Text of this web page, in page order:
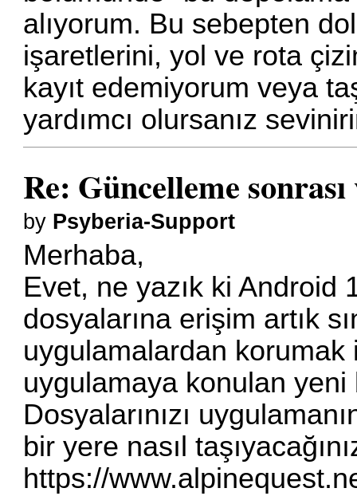
alıyorum. Bu sebepten
işaretlerini, yol ve rota
kayıt edemiyorum veya
yardımcı olursanız
Re: Güncelleme
by Psyberia-Support
Merhaba,
Evet, ne yazık ki Android
dosyalarına erişim artık
uygulamalardan korumak
uygulamaya konulan yeni
Dosyalarınızı
bir yere nasıl
https://